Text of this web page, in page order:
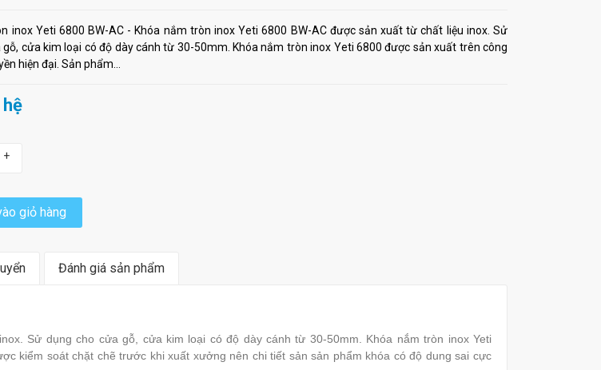
inox Yeti 6800 BW-AC - Khóa nắm tròn inox Yeti 6800 BW-AC được sản xuất từ chất liệu inox. Sử
cửa kim loại có độ dày cánh từ 30-50mm. Khóa nắm tròn inox Yeti 6800 được sản xuất trên công
hiện đại. Sản phẩm...
hệ
+
giỏ hàng
Đánh giá sản phẩm
Sử dụng cho cửa gỗ, cửa kim loại có độ dày cánh từ 30-50mm. Khóa nắm tròn inox Yeti
kiểm soát chặt chẽ trước khi xuất xưởng nên chi tiết sản sản phẩm khóa có độ dung sai cực